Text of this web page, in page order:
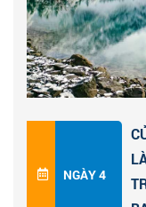
xanh kỳ ảo của
Trường Hải,hồ
Lang...
Hồ Trường Hảicó
nhất khu thắng
vĩnh cửu lấp ló
hùng vĩ qua bao
rộng
NGÀY 4